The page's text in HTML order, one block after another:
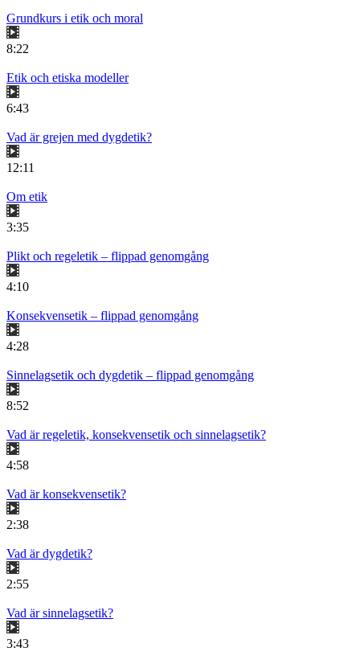
Grundkurs i etik och moral
8:22
Etik och etiska modeller
6:43
Vad är grejen med dygdetik?
12:11
Om etik
3:35
Plikt och regeletik – flippad genomgång
4:10
Konsekvensetik – flippad genomgång
4:28
Sinnelagsetik och dygdetik – flippad genomgång
8:52
Vad är regeletik, konsekvensetik och sinnelagsetik?
4:58
Vad är konsekvensetik?
2:38
Vad är dygdetik?
2:55
Vad är sinnelagsetik?
3:43